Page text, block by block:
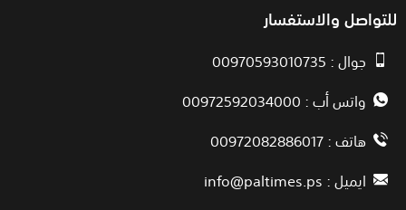
للتواصل والاستفسار
جوال : 00970593010735
واتس أب : 00972592034000
هاتف : 00972082886017
ايميل :info@paltimes.ps